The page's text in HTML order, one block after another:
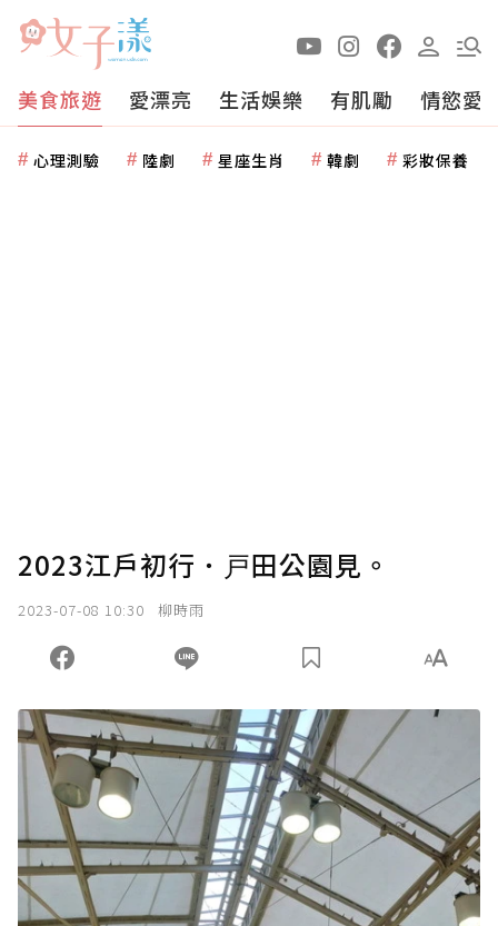
美食旅遊 愛漂亮 生活娛樂 有肌勵 情慾愛
心理測驗 陸劇 星座生肖 韓劇 彩妝保養
2023江戶初行．戸田公園見。
2023-07-08 10:30 柳時雨